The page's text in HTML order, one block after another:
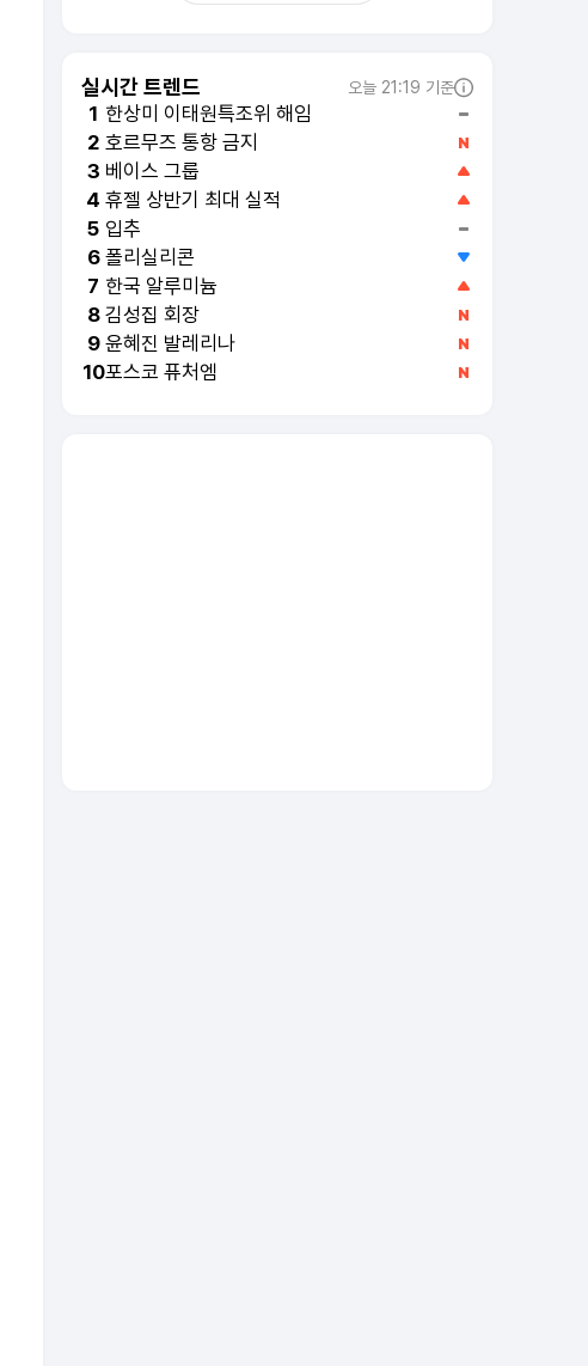
실시간 트렌드 오늘 21:19 기준
1 한상미 이태원특조위 해임
2 호르무즈 통항 금지
3 베이스 그룹
4 휴젤 상반기 최대 실적
5 입추
6 폴리실리콘
7 한국 알루미늄
8 김성집 회장
9 윤혜진 발레리나
10포스코 퓨처엠